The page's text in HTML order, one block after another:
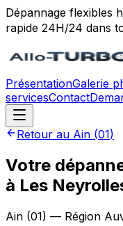
Dépannage flexibles
rapide 24H/24 dans
PrésentationGalerie
servicesContact
Retour au Ain (01)
Votre
à Les
Ain (01) — Région